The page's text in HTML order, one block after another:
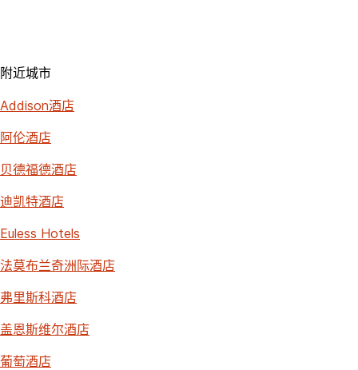
附近城市
Addison酒店
阿伦酒店
贝德福德酒店
迪凯特酒店
Euless Hotels
法莫布兰奇洲际酒店
弗里斯科酒店
盖恩斯维尔酒店
葡萄酒店